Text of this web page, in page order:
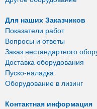
Для наших Заказчиков
Показатели работ
Вопросы и ответы
Заказ нестандартного
Доставка оборудования
Пуско-наладка
Оборудование в лизинг
Контактная информация